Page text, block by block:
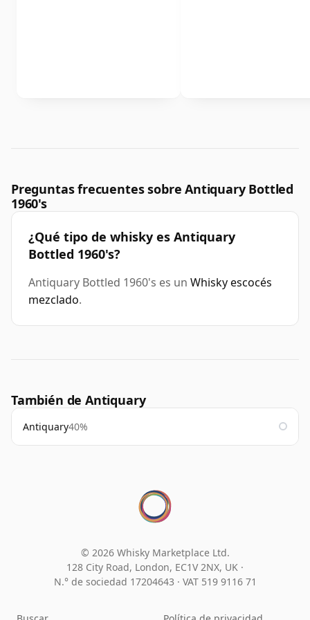
Preguntas frecuentes sobre Antiquary Bottled
1960's
¿Qué tipo de whisky es Antiquary
Bottled 1960's?
Antiquary Bottled 1960's es un Whisky escocés
mezclado.
También de Antiquary
Antiquary40%
© 2026 Whisky Marketplace Ltd.
128 City Road, London, EC1V 2NX, UK ·
N.° de sociedad 17204643 · VAT 519 9116 71